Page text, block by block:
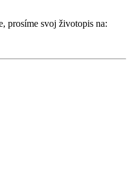
prosíme svoj životopis na: